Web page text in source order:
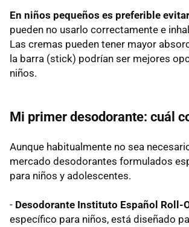
En niños pequeños es preferible
pueden no usarlo correctamente e
Las cremas pueden tener mayor
la barra (stick) podrían ser mejores
niños.
Mi primer desodorante: cuál
Aunque habitualmente no sea
mercado desodorantes formulados
para niños y adolescentes.
- Desodorante Instituto Español Roll-
específico para niños, está diseñado